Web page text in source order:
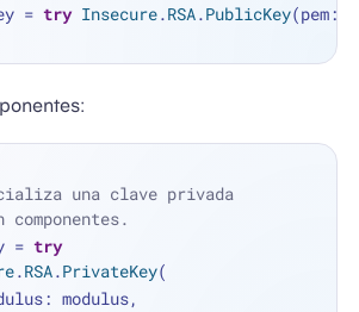
= try Insecure.RSA.PublicKey(pem:
una clave privada
componentes.
= try
.RSA.PrivateKey(
modulus: modulus,